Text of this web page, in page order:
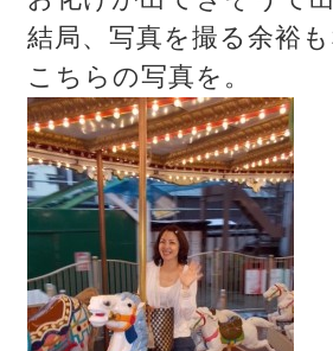
結局、写真を撮る余裕
こちらの写真を。